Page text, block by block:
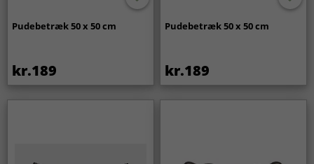
Pudebetræk 50 x 50 cm
kr.189
Pudebetræk 50 x 50 cm
kr.189